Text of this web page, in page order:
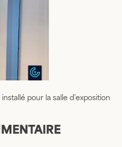
pour la salle d’exposition